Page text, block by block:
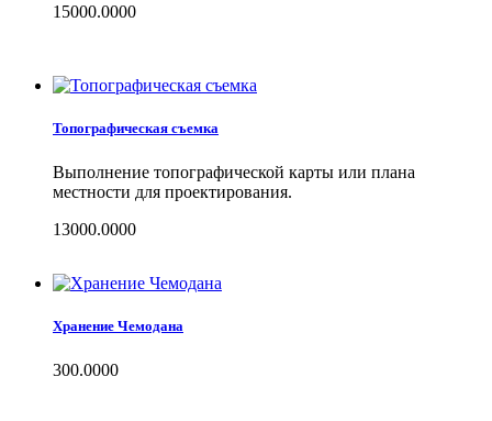
15000.0000
Топографическая съемка
Выполнение топографической карты или плана
местности для проектирования.
13000.0000
Хранение Чемодана
300.0000